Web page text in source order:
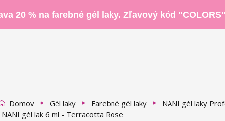
20 % na farebné gél laky. Zľavový kód "COLORS"
Domov Gél laky Farebné gél laky NANI gél laky
NANI gél lak 6 ml - Terracotta Rose